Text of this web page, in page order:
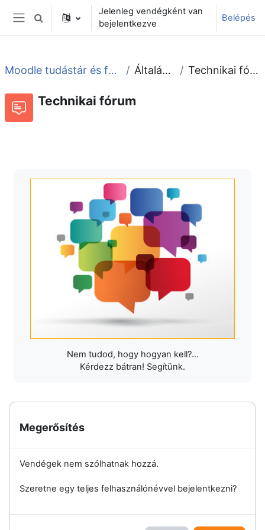
Tovább a fő tartalomhoz
Oldalpanel
Keresési bemeneti adatok váltása
Jelenleg vendégként van
bejelentkezve
Belépés
Moodle tudástár és fórum Általános Technikai fórum
Technikai fórum
Nem tudod, hogy hogyan kell?...
Kérdezz bátran! Segítünk.
Megerősítés
Vendégek nem szólhatnak hozzá.
Szeretne egy teljes felhasználónévvel bejelentkezni?